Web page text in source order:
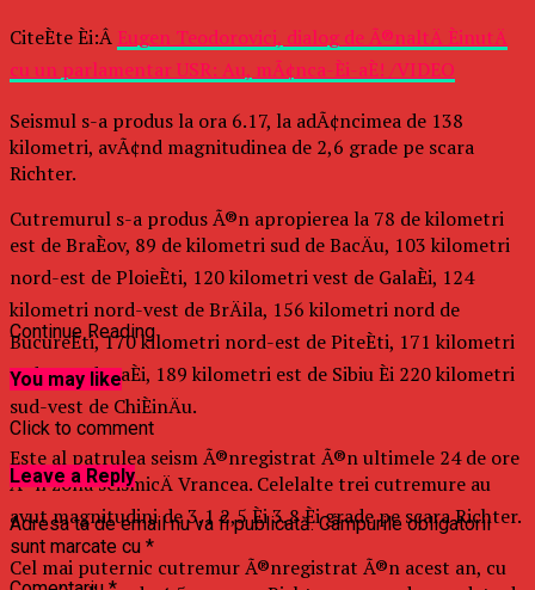
CiteÈte Èi:Â Eugen Teodorovici, dialog de Ã®naltÄ ÈinutÄ
cu un parlamentar USR: Au, mÃ¢nca-Èi-aÈ! /VIDEO
Seismul s-a produs la ora 6.17, la adÃ¢ncimea de 138
kilometri, avÃ¢nd magnitudinea de 2,6 grade pe scara
Richter.
Cutremurul s-a produs Ã®n apropierea la 78 de kilometri
est de BraÈov, 89 de kilometri sud de BacÄu, 103 kilometri
nord-est de PloieÈti, 120 kilometri vest de GalaÈi, 124
kilometri nord-vest de BrÄila, 156 kilometri nord de
BucureÈti, 170 kilometri nord-est de PiteÈti, 171 kilometri
sud-vest de IaÈi, 189 kilometri est de Sibiu Èi 220 kilometri
sud-vest de ChiÈinÄu.
Este al patrulea seism Ã®nregistrat Ã®n ultimele 24 de ore
Ã®n zona seismicÄ Vrancea. Celelalte trei cutremure au
avut magnitudini de 3,1 2,5 Èi 3,8 Èi grade pe scara Richter.
Cel mai puternic cutremur Ã®nregistrat Ã®n acest an, cu
Continue Reading
You may like
Click to comment
Leave a Reply
Adresa ta de email nu va fi publicată. Câmpurile obligatorii
sunt marcate cu *